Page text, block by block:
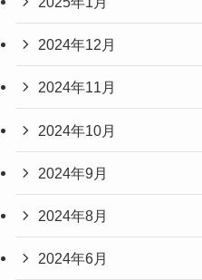
2024年12月
2024年11月
2024年10月
2024年9月
2024年8月
2024年6月